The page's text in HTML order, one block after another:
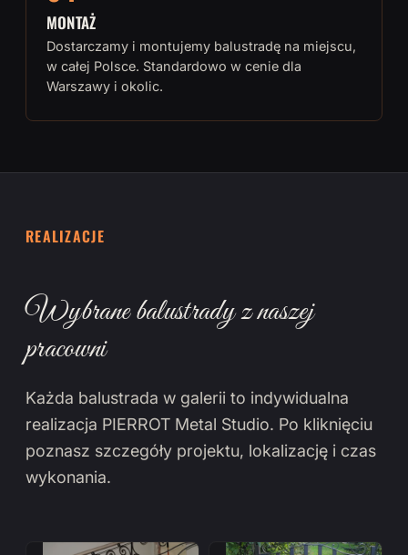
MONTAŻ
Dostarczamy i montujemy balustradę na miejscu,
w całej Polsce. Standardowo w cenie dla
Warszawy i okolic.
REALIZACJE
Wybrane balustrady z naszej
pracowni
Każda balustrada w galerii to indywidualna
realizacja PIERROT Metal Studio. Po kliknięciu
poznasz szczegóły projektu, lokalizację i czas
wykonania.